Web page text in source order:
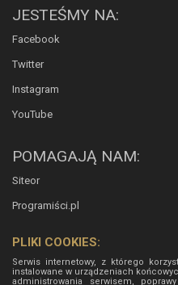
JESTEŚMY NA:
Facebook
Twitter
Instagram
YouTube
POMAGAJĄ NAM:
Siteor
Programiści.pl
PLIKI COOKIES:
Serwis internetowy, z którego
instalowane w urządzeniach
administrowania serwisem,